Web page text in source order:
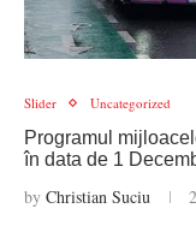
Slider Uncategorized
Programul
în data de 1
by Christian Suciu